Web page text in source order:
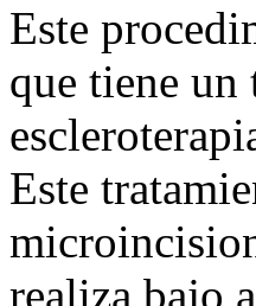
Este
que tiene un
Este
realiza bajo